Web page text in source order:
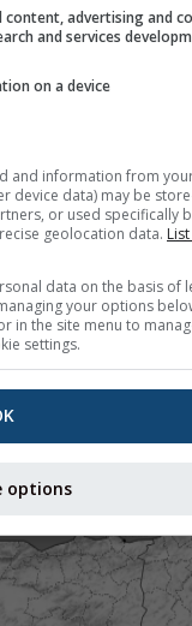
content, advertising and
and services
on a device
and information from
device data) may be
or used specifically
geolocation data.
data on the basis of
your options
in the site menu to
settings.
options